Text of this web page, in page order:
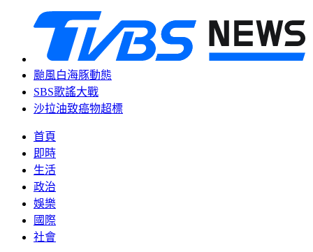
颱風白海豚動態
SBS歌謠大戰
沙拉油致癌物超標
首頁
即時
生活
政治
娛樂
國際
社會